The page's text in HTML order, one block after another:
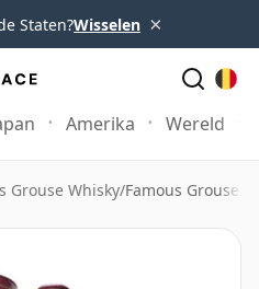
Staten?Wisselen ×
Amerika Wereld
Grouse Whisky/Famous Grouse